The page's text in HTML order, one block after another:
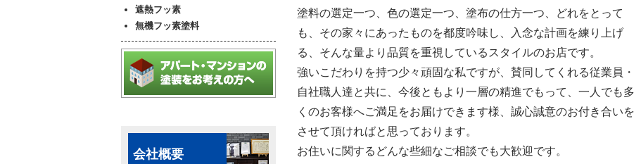
塗料の選定一つ、色の選定一つ、塗布の仕方一つ、どれをとって
も、その家々にあったものを都度吟味し、入念な計画を練り上げ
る、そんな量より品質を重視しているスタイルのお店です。
強いこだわりを持つ少々頑固な私ですが、賛同してくれる従業員・
自社職人達と共に、今後ともより一層の精進でもって、一人でも多
くのお客様へご満足をお届けできます様、誠心誠意のお付き合いを
させて頂ければと思っております。
お住いに関するどんな些細なご相談でも大歓迎です。
遮熱フッ素
無機フッ素塗料
会社概要